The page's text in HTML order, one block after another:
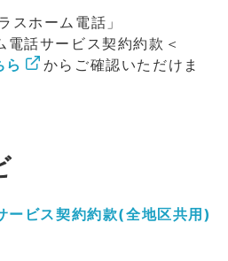
スホーム電話」
話サービス契約約款＜
ら
からご確認いただけま
ビス契約約款(全地区共用)